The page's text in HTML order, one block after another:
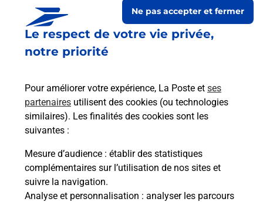
Le respect de votre vie privée,
notre priorité
Pour améliorer votre expérience, La Poste et ses
partenaires utilisent des cookies (ou technologies
similaires). Les finalités des cookies sont les
suivantes :
Mesure d’audience : établir des statistiques
complémentaires sur l’utilisation de nos sites et
suivre la navigation.
Analyse et personnalisation : analyser les parcours
Ne pas accepter et fermer
Boîte aux lettres La Poste
15 Rue Hohl
67290 Wimmenau
Le lien s'ouvre dans un nouvel onglet
Boîte aux Lettres La Poste
Le lien s'ouvre dans un nouvel onglet